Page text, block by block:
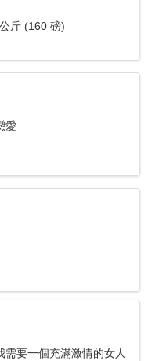
斤 (160 磅)
愛
需要一個充滿激情的女人